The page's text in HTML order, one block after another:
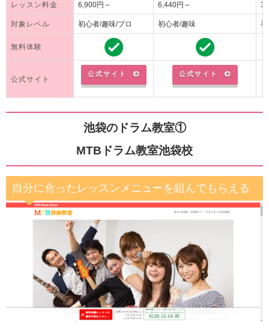
レッスン料金 6,900円～ 6,440円～
対象レベル 初心者/趣味/プロ 初心者/趣味 初
無料体験
公式サイト
公式サイト 公式サイト
池袋のドラム教室①
MTBドラム教室池袋校
自分に合ったレッスンメニューを組んでもらえる